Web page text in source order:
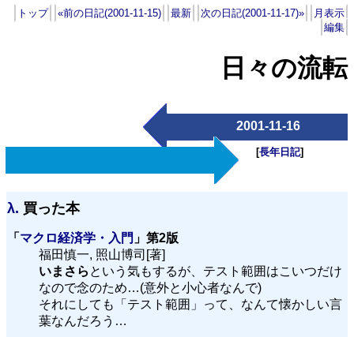
トップ «前の日記(2001-11-15) 最新 次の日記(2001-11-17)»
月表示
編集
日々の流転
2001-11-16
[長年日記]
λ. 買った本
「 マクロ経済学・入門 」第2版
福田慎一, 照山博司[著]
いまさら という気もするが、テスト範囲はこいつだけ
なので念のため…(意外と小心者なんで)
それにしても「テスト範囲」って、なんて懐かしい言
葉なんだろう…